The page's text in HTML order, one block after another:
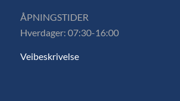
ÅPNINGSTIDER
Hverdager: 07:30-16:00
Veibeskrivelse